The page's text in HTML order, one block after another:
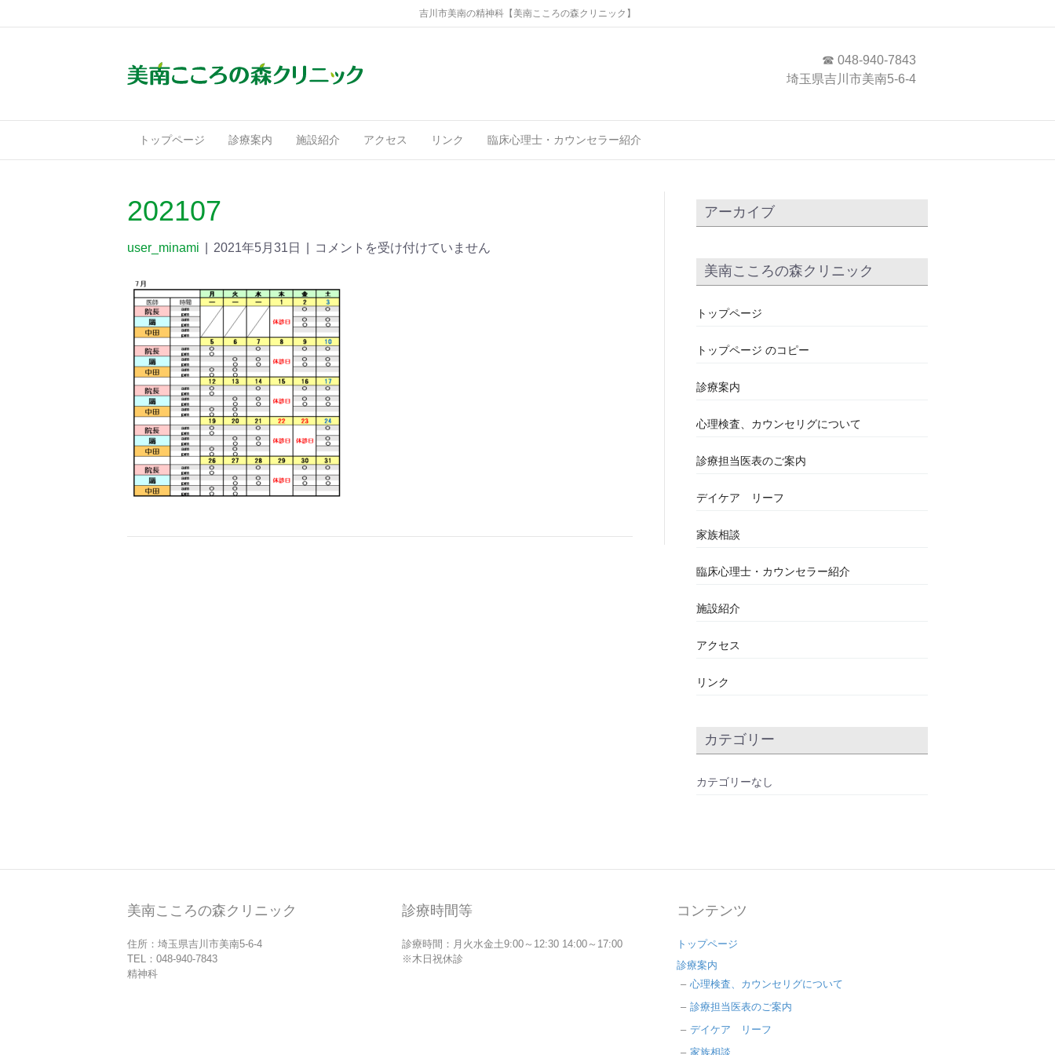
吉川市美南の精神科【美南こころの森クリニック】
☎ 048-940-7843
埼玉県吉川市美南5-6-4
トップページ 診療案内 施設紹介 アクセス リンク 臨床心理士・カウンセラー紹介
202107
user_minami 2021年5月31日 コメントを受け付けていません
アーカイブ
美南こころの森クリニック
トップページ
トップページ のコピー
診療案内
心理検査、カウンセリグについて
診療担当医表のご案内
デイケア リーフ
家族相談
臨床心理士・カウンセラー紹介
施設紹介
アクセス
リンク
カテゴリー
カテゴリーなし
美南こころの森クリニック
住所：埼玉県吉川市美南5-6-4
TEL：048-940-7843
精神科
診療時間等
診療時間：月火水金土9:00～12:30 14:00～17:00
※木日祝休診
コンテンツ
トップページ
診療案内
心理検査、カウンセリグについて
診療担当医表のご案内
デイケア リーフ
家族相談